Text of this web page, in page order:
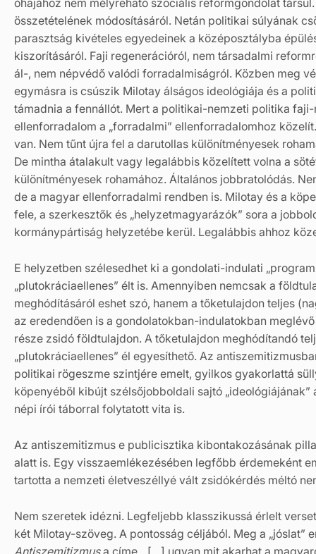
óhajához nem mélyreható szociális reformgondolat
összetételének módosításáról. Netán politikai súlyának
parasztság kivételes egyedeinek a középosztályba
kiszorításáról. Faji regenerációról, nem társadalmi
ál-, nem népvédő valódi forradalmiságról. Közben meg
egymásra is csúszik Milotay álságos ideológiája és a
támadnia a fennállót. Mert a politikai-nemzeti politika
ellenforradalom a „forradalmi” ellenforradalomhoz
van. Nem tűnt újra fel a darutollas különítményesek
De mintha átalakult vagy legalábbis közelített volna a
különítményesek rohamához. Általános jobbratolódás.
de a magyar ellenforradalmi rendben is. Milotay és a
fele, a szerkesztők és „helyzetmagyarázók” sora a
kormánypártiság helyzetébe kerül. Legalábbis ahhoz
E helyzetben szélesedhet ki a gondolati-indulati
„plutokráciaellenes” élt is. Amennyiben nemcsak a
meghódításáról eshet szó, hanem a tőketulajdon teljes
az eredendően is a gondolatokban-indulatokban
része zsidó földtulajdon. A tőketulajdon meghódítandó
„plutokráciaellenes” él egyesíthető. Az
politikai rögeszme szintjére emelt, gyilkos gyakorlattá
köpenyéből kibújt szélsőjobboldali sajtó
népi írói táborral folytatott vita is.
Az antiszemitizmus e publicisztika kibontakozásának
alatt is. Egy visszaemlékezésében legfőbb érdemeként
tartotta a nemzeti életveszéllyé vált zsidókérdés méltó
Nem szeretek idézni. Legfeljebb klasszikussá érlelt
két Milotay-szöveg. A pontosság céljából. Meg a „jóslat”